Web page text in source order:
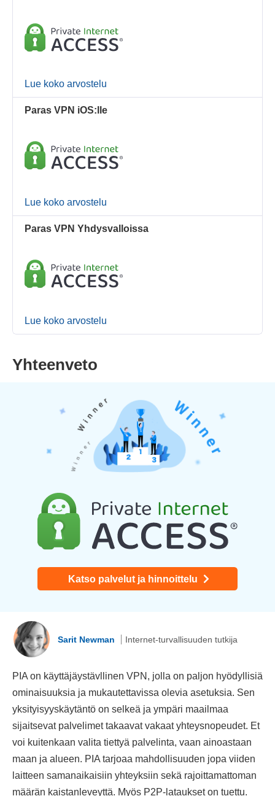
Lue koko arvostelu
Paras VPN iOS:lle
Lue koko arvostelu
Paras VPN Yhdysvalloissa
Lue koko arvostelu
Yhteenveto
Katso palvelut ja hinnoittelu
Sarit Newman Internet-turvallisuuden tutkija
PIA on käyttäjäystävllinen VPN, jolla on paljon hyödyllisiä
ominaisuuksia ja mukautettavissa olevia asetuksia. Sen
yksityisyyskäytäntö on selkeä ja ympäri maailmaa
sijaitsevat palvelimet takaavat vakaat yhteysnopeudet. Et
voi kuitenkaan valita tiettyä palvelinta, vaan ainoastaan
maan ja alueen. PIA tarjoaa mahdollisuuden jopa viiden
laitteen samanaikaisiin yhteyksiin sekä rajoittamattoman
määrän kaistanleveyttä. Myös P2P-lataukset on tuettu.